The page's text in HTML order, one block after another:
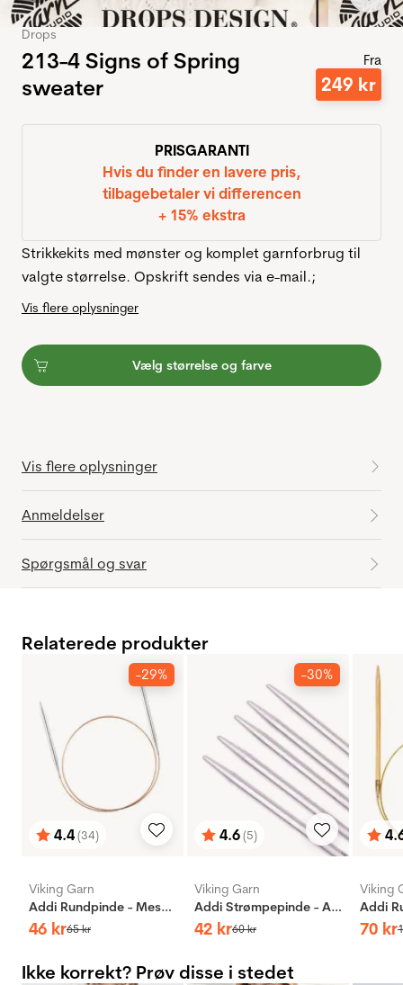
Drops
213-4 Signs of Spring
sweater
Fra
249 kr
PRISGARANTI
Hvis du finder en lavere pris,
tilbagebetaler vi differencen
+ 15% ekstra
Strikkekits med mønster og komplet garnforbrug til
valgte størrelse. Opskrift sendes via e-mail.;
Vis flere oplysninger
Vælg størrelse og farve
Vis flere oplysninger
Anmeldelser
Spørgsmål og svar
Relaterede produkter
-29%
Vurdering:
4.4(34)
ud af 5 stjerner
Viking Garn
Addi Rundpinde - Messing
46 kr65kr
-30%
Vurdering:
4.6(5)
ud af 5 stjerner
Viking Garn
Addi Strømpepinde - Aluminium
42 kr60kr
ud
Viking
70 kr
Ikke korrekt? Prøv disse i stedet